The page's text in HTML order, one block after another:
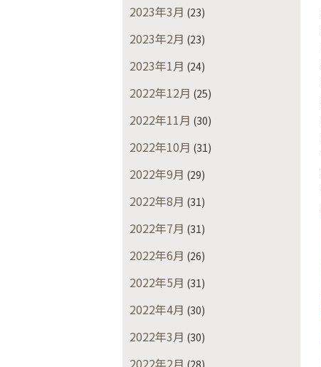
2023年3月 (23)
2023年2月 (23)
2023年1月 (24)
2022年12月 (25)
2022年11月 (30)
2022年10月 (31)
2022年9月 (29)
2022年8月 (31)
2022年7月 (31)
2022年6月 (26)
2022年5月 (31)
2022年4月 (30)
2022年3月 (30)
2022年2月 (28)